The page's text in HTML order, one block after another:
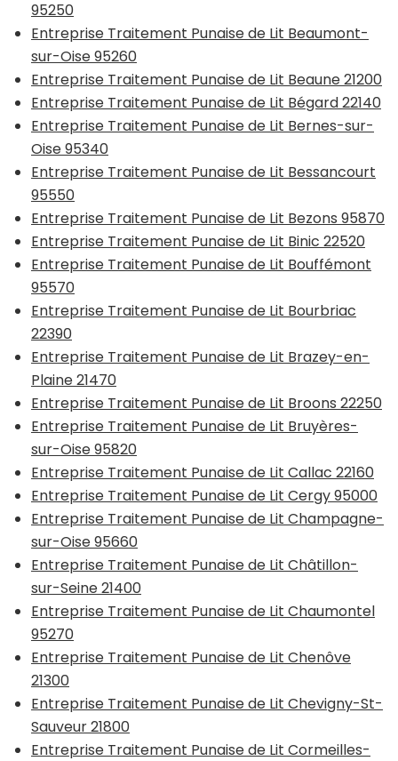
95250
Entreprise Traitement Punaise de Lit Beaumont-
sur-Oise 95260
Entreprise Traitement Punaise de Lit Beaune 21200
Entreprise Traitement Punaise de Lit Bégard 22140
Entreprise Traitement Punaise de Lit Bernes-sur-
Oise 95340
Entreprise Traitement Punaise de Lit Bessancourt
95550
Entreprise Traitement Punaise de Lit Bezons 95870
Entreprise Traitement Punaise de Lit Binic 22520
Entreprise Traitement Punaise de Lit Bouffémont
95570
Entreprise Traitement Punaise de Lit Bourbriac
22390
Entreprise Traitement Punaise de Lit Brazey-en-
Plaine 21470
Entreprise Traitement Punaise de Lit Broons 22250
Entreprise Traitement Punaise de Lit Bruyères-
sur-Oise 95820
Entreprise Traitement Punaise de Lit Callac 22160
Entreprise Traitement Punaise de Lit Cergy 95000
Entreprise Traitement Punaise de Lit Champagne-
sur-Oise 95660
Entreprise Traitement Punaise de Lit Châtillon-
sur-Seine 21400
Entreprise Traitement Punaise de Lit Chaumontel
95270
Entreprise Traitement Punaise de Lit Chenôve
21300
Entreprise Traitement Punaise de Lit Chevigny-St-
Sauveur 21800
Entreprise Traitement Punaise de Lit Cormeilles-